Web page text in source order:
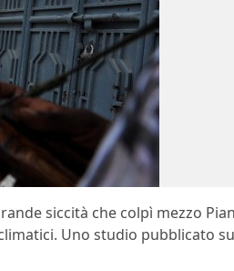
siccità che colpì mezzo
Uno studio pubblicato